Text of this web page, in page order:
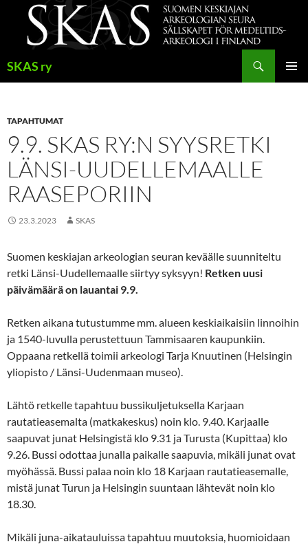
sisältöön
SKAS ry
TAPAHTUMAT
9.9. SKAS RY:N SYYSRETKI
LÄNSI-UUDELLEMAALLE
RAASEPORIIN
23.3.2023 SKAS
Suomen keskiajan arkeologian seuran keväälle suunniteltu
retki Länsi-Uudellemaalle siirtyy syksyyn! Retken uusi
päivämäärä on lauantai 9.9.
Retken aikana tutustumme mm. alueen keskiaikaisiin linnoihin
ja 1540-luvulla perustettuun Tammisaaren kaupunkiin.
Oppaana retkellä toimii arkeologi Tarja Knuutinen (Helsingin
yliopisto / Länsi-Uudenmaan museo).
Lähtö retkelle tapahtuu bussikuljetuksella Karjaan
rautatieasemalta (matkakeskus) noin klo. 9.40. Karjaalle
saapuvat junat Helsingistä klo 9.31 ja Turusta (Kupittaa) klo
9.26. Bussi odottaa junalla paikalle saapuvia, mikäli junat ovat
myöhässä. Bussi palaa noin klo 18 Karjaan rautatieasemalle,
mistä junat Turun ja Helsingin suuntaan lähtevät noin klo
18.30.
Mikäli juna-aikatauluissa tapahtuu muutoksia, huomioidaan